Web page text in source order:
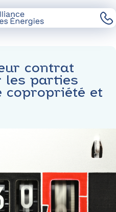
contrat
les parties
copropriété et